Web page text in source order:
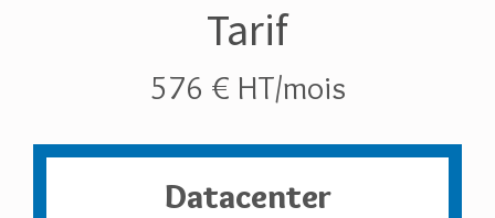
Tarif
576 € HT/mois
Datacenter